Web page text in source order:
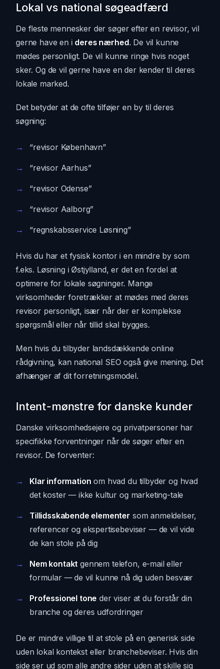
Lokal vs national søgeadfærd
De fleste mennesker der søger efter en revisor, vil
gerne have en i deres nærhed. De vil kunne
mødes personligt. De vil kunne ringe hvis noget
sker. Og de vil gerne have en der kender til deres
lokale marked.
Det betyder at de ofte tilføjer en by til deres
søgning:
“revisor København”
“revisor Aarhus”
“revisor Odense”
“revisor Aalborg”
“regnskabsservice Løsning”
Hvis du har et fysisk kontor i en mindre by som
f.eks. Løsning i Østjylland, er det en fordel at
optimere for lokale søgninger. Mange
virksomheder foretrækker at mødes med deres
revisor personligt, især når der er komplekse
spørgsmål eller når tillid skal bygges.
Men hvis du tilbyder landsdækkende online
rådgivning, kan national SEO også give mening. Det
afhænger af dit forretningsmodel.
Intent-mønstre for danske kunder
Danske virksomhedsejere og privatpersoner har
specifikke forventninger når de søger efter en
revisor. De forventer:
Klar information om hvad du tilbyder og hvad
det koster — ikke kultur og marketing-tale
Tillidsskabende elementer som anmeldelser,
referencer og ekspertisebeviser — de vil vide
de kan stole på dig
Nem kontakt gennem telefon, e-mail eller
formular — de vil kunne nå dig uden besvær
Professionel tone der viser at du forstår din
branche og deres udfordringer
De er mindre villige til at stole på en generisk side
uden lokal kontekst eller branchebeviser. Hvis din
side ser ud som alle andre sider uden at skille sig